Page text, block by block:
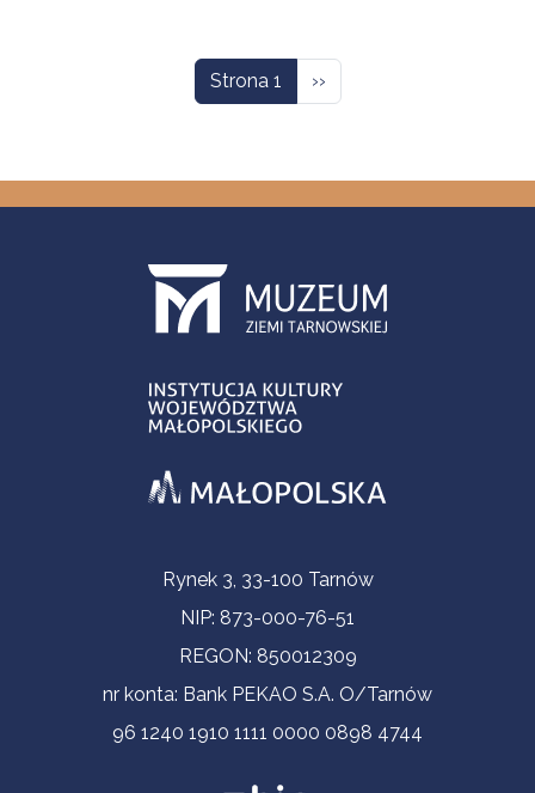
Strona 1 Następna strona
››
Informacje kontaktoweRynek 3, 33-100 Tarnów
NIP: 873-000-76-51
REGON: 850012309
nr konta: Bank PEKAO S.A. O/Tarnów
96 1240 1910 1111 0000 0898 4744